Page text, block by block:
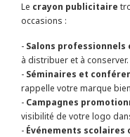
Le crayon publicitaire
occasions :
- Salons professionnels
à distribuer et à conserver.
- Séminaires et
rappelle votre marque
- Campagnes
visibilité de votre logo
- Événements scolaires